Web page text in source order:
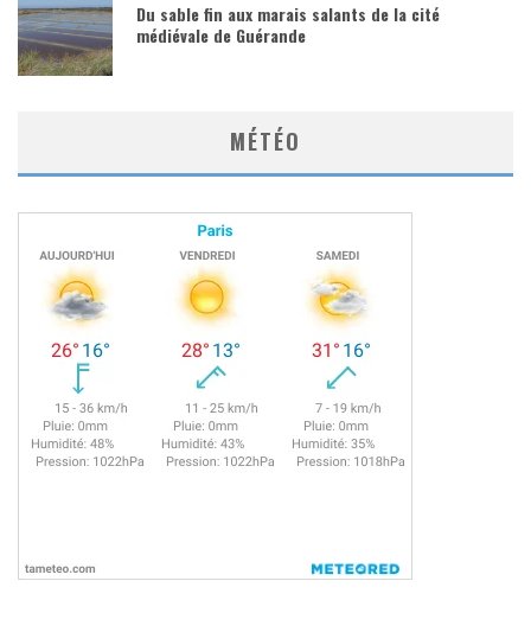
Du sable fin aux marais salants de la cité
médiévale de Guérande
MÉTÉO